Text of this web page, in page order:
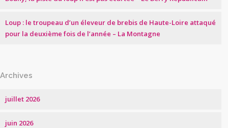
Loup : le troupeau d’un éleveur de brebis de Haute-Loire attaqué
pour la deuxième fois de l’année – La Montagne
Archives
juillet 2026
juin 2026